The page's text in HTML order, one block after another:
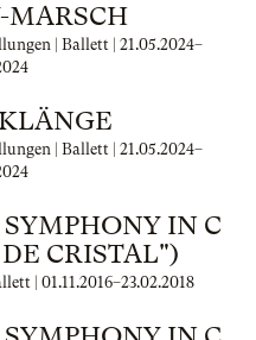
MARSCH
| Ballett | 21.05.2024–
| Ballett | 21.05.2024–
IN C
CRISTAL")
| 01.11.2016–23.02.2018